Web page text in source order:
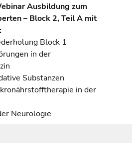
Ausbildung zum
– Block 2, Teil A mit
Block 1
in der
Substanzen
in der
Neurologie